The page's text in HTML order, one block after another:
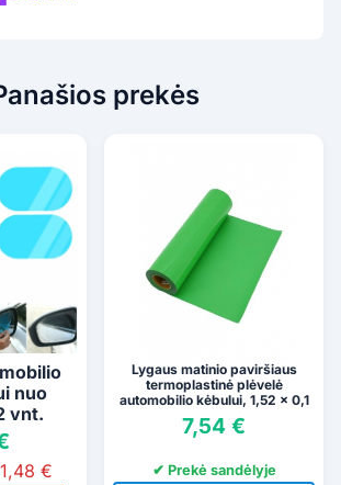
prekės
nuo
vnt.
€
Lygaus matinio paviršiaus
termoplastinė plėvelė
automobilio kėbului, 1,52 x 0,1
m (šviesiai žalia)
7,54 €
✔ Prekė sandėlyje